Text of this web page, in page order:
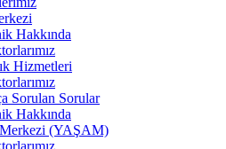
Hakkında
Hizmetleri
Sorulan Sorular
Hakkında
(YAŞAM)